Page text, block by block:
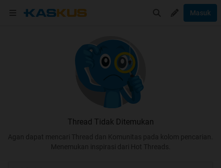
Masuk
Thread Tidak Ditemukan
Agan dapat mencari Thread dan Komunitas pada kolom pencarian.
Menemukan inspirasi dari Hot Threads.